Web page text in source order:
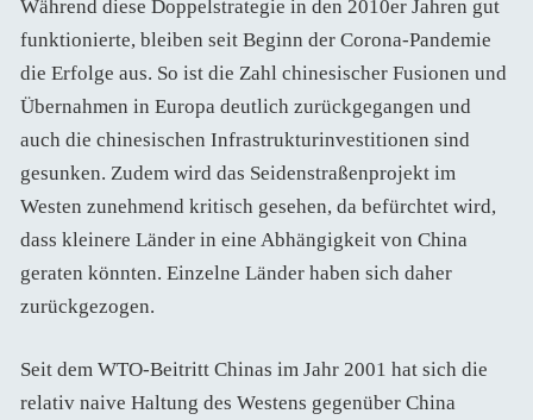
Während diese Doppelstrategie in den 2010er Jahren gut
funktionierte, bleiben seit Beginn der Corona-Pandemie
die Erfolge aus. So ist die Zahl chinesischer Fusionen und
Übernahmen in Europa deutlich zurückgegangen und
auch die chinesischen Infrastrukturinvestitionen sind
gesunken. Zudem wird das Seidenstraßenprojekt im
Westen zunehmend kritisch gesehen, da befürchtet wird,
dass kleinere Länder in eine Abhängigkeit von China
geraten könnten. Einzelne Länder haben sich daher
zurückgezogen.
Seit dem WTO-Beitritt Chinas im Jahr 2001 hat sich die
relativ naive Haltung des Westens gegenüber China